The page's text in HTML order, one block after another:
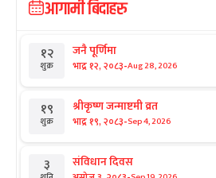
आगामी बिदाहरु
१२
शुक्र
जनै पूर्णिमा
भाद्र १२, २०८३-Aug 28, 2026
१९
शुक्र
श्रीकृष्ण जन्माष्टमी व्रत
भाद्र १९, २०८३-Sep 4, 2026
३ संविधान दिवस